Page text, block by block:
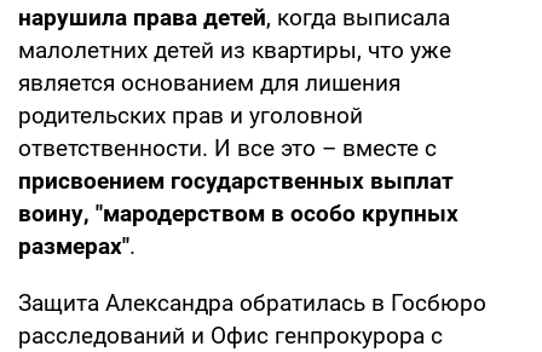
нарушила права детей, когда выписала
малолетних детей из квартиры, что уже
является основанием для лишения
родительских прав и уголовной
ответственности. И все это – вместе с
присвоением государственных выплат
воину, "мародерством в особо крупных
размерах".
Защита Александра обратилась в Госбюро
расследований и Офис генпрокурора с